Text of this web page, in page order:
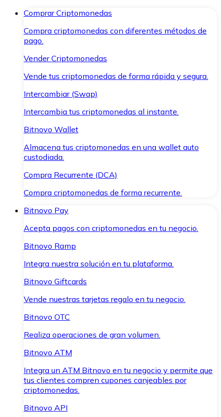
Comprar Criptomonedas
Compra criptomonedas con diferentes métodos de
pago.
Vender Criptomonedas
Vende tus criptomonedas de forma rápida y segura.
Intercambiar (Swap)
Intercambia tus criptomonedas al instante.
Bitnovo Wallet
Almacena tus criptomonedas en una wallet auto
custodiada.
Compra Recurrente (DCA)
Compra criptomonedas de forma recurrente.
Bitnovo Pay
Acepta pagos con criptomonedas en tu negocio.
Bitnovo Ramp
Integra nuestra solución en tu plataforma.
Bitnovo Giftcards
Vende nuestras tarjetas regalo en tu negocio.
Bitnovo OTC
Realiza operaciones de gran volumen.
Bitnovo ATM
Integra un ATM Bitnovo en tu negocio y permite que
tus clientes compren cupones canjeables por
criptomonedas.
Bitnovo API